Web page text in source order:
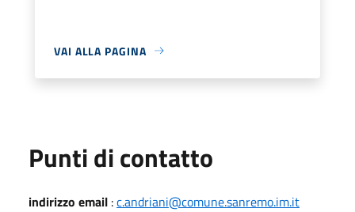
VAI ALLA PAGINA
Punti di contatto
indirizzo email :c.andriani@comune.sanremo.im.it